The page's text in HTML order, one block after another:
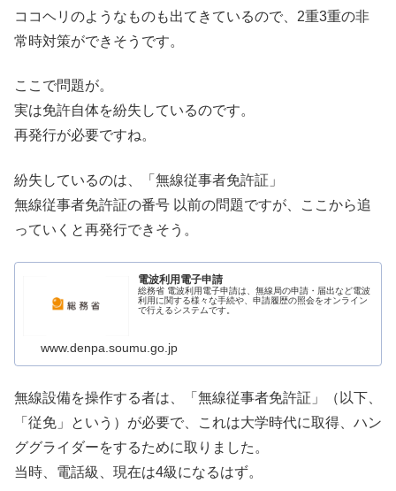
ココヘリのようなものも出てきているので、2重3重の非
常時対策ができそうです。
ここで問題が。
実は免許自体を紛失しているのです。
再発行が必要ですね。
紛失しているのは、「無線従事者免許証」
無線従事者免許証の番号 以前の問題ですが、ここから追
っていくと再発行できそう。
電波利用電子申請
総務省 電波利用電子申請は、無線局の申請・届出など電波
利用に関する様々な手続や、申請履歴の照会をオンライン
で行えるシステムです。
www.denpa.soumu.go.jp
無線設備を操作する者は、「無線従事者免許証」（以下、
「従免」という）が必要で、これは大学時代に取得、ハン
ググライダーをするために取りました。
当時、電話級、現在は4級になるはず。